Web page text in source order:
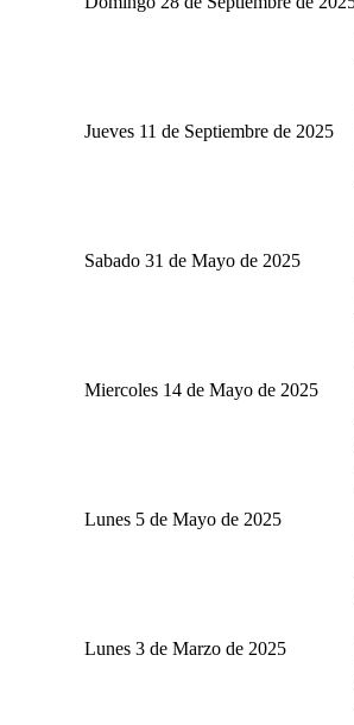
Jueves 11 de Septiembre de 2025
Sabado 31 de Mayo de 2025
Miercoles 14 de Mayo de 2025
Lunes 5 de Mayo de 2025
Lunes 3 de Marzo de 2025